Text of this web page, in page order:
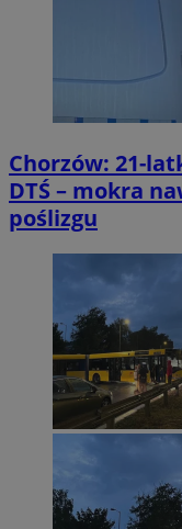
Chorzów: 21-
DTŚ – mokra
poślizgu